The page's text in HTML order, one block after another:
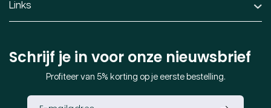
Links
Schrijf je in voor onze nieuwsbrief
Profiteer van 5% korting op je eerste bestelling.